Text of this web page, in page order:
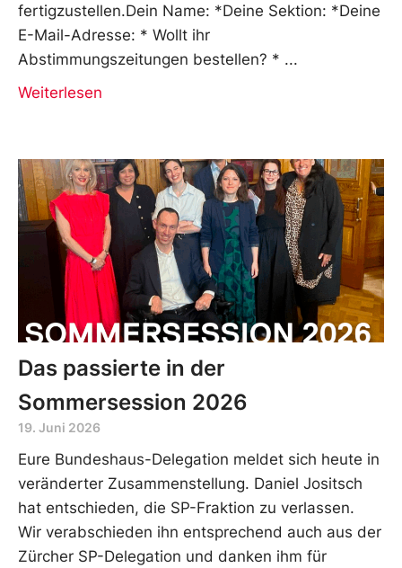
fertigzustellen.Dein Name: *Deine Sektion: *Deine
E-Mail-Adresse: * Wollt ihr
Abstimmungszeitungen bestellen? *
Weiterlesen
Das passierte in der
Sommersession 2026
19. Juni 2026
Eure Bundeshaus-Delegation meldet sich heute in
veränderter Zusammenstellung. Daniel Jositsch
hat entschieden, die SP-Fraktion zu verlassen.
Wir verabschieden ihn entsprechend auch aus der
Zürcher SP-Delegation und danken ihm für